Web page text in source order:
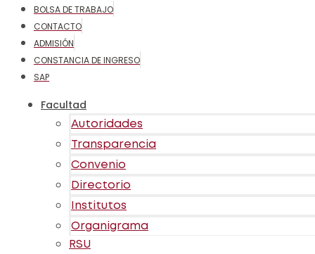
BOLSA DE TRABAJO
CONTACTO
ADMISIÓN
CONSTANCIA DE INGRESO
SAP
Facultad
Autoridades
Transparencia
Convenio
Directorio
Institutos
Organigrama
RSU